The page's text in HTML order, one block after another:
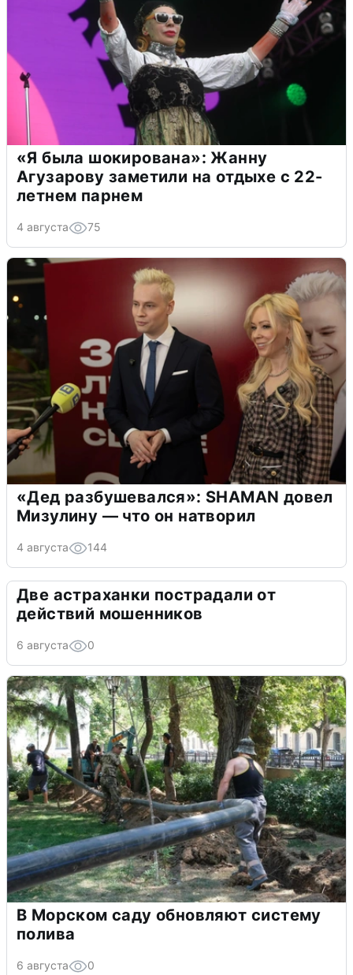
«Я была шокирована»: Жанну
Агузарову заметили на отдыхе с 22-
летнем парнем
4 августа 75
«Дед разбушевался»: SHAMAN довел
Мизулину — что он натворил
4 августа 144
Две астраханки пострадали от
действий мошенников
6 августа 0
В Морском саду обновляют систему
полива
6 августа 0